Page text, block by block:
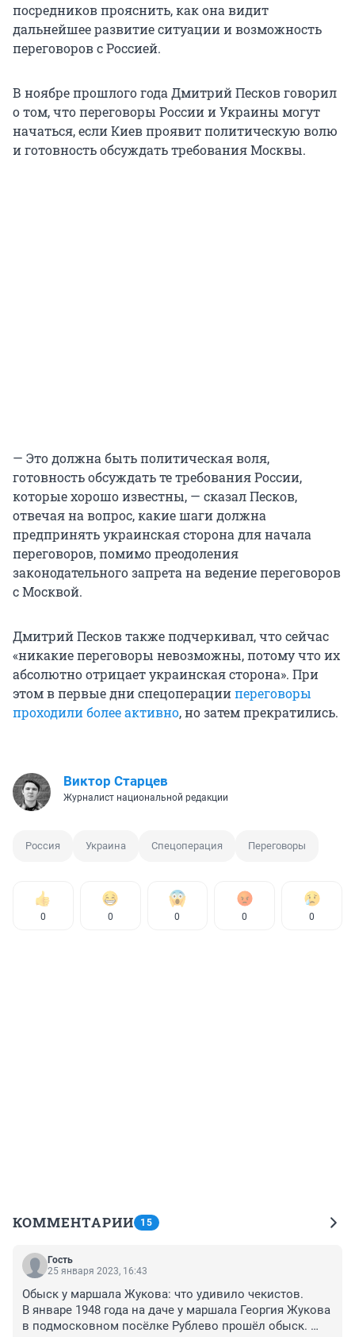
посредников прояснить, как она видит
дальнейшее развитие ситуации и возможность
переговоров с Россией.
В ноябре прошлого года Дмитрий Песков говорил
о том, что переговоры России и Украины могут
начаться, если Киев проявит политическую волю
и готовность обсуждать требования Москвы.
— Это должна быть политическая воля,
готовность обсуждать те требования России,
которые хорошо известны, — сказал Песков,
отвечая на вопрос, какие шаги должна
предпринять украинская сторона для начала
переговоров, помимо преодоления
законодательного запрета на ведение переговоров
с Москвой.
Дмитрий Песков также подчеркивал, что сейчас
«никакие переговоры невозможны, потому что их
абсолютно отрицает украинская сторона». При
этом в первые дни спецоперациипереговоры
проходили более активно, но затем прекратились.
Виктор Старцев
Журналист национальной редакции
Россия Украина Спецоперация Переговоры
0 0 0 0 0
КОММЕНТАРИИ 15
Гость
25 января 2023, 16:43
Обыск у маршала Жукова: что удивило чекистов.
В январе 1948 года на даче у маршала Георгия Жукова
в подмосковном посёлке Рублево прошёл обыск.